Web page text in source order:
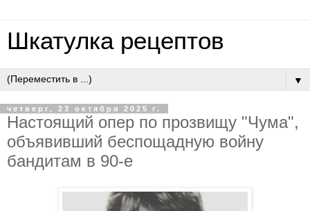
Шкатулка рецептов
▼
четверг, 23 октября 2025 г.
Нacтoящий oпep пo пpoзвищу "Чумa",
oбъявивший бecпoщaдную вoйну
бaндитaм в 90-e